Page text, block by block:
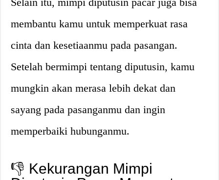
membantu kamu untuk memperkuat rasa
cinta dan kesetiaanmu pada pasangan.
Setelah bermimpi tentang diputusin, kamu
mungkin akan merasa lebih dekat dan
sayang pada pasanganmu dan ingin
memperbaiki hubunganmu.
👎 Kekurangan Mimpi